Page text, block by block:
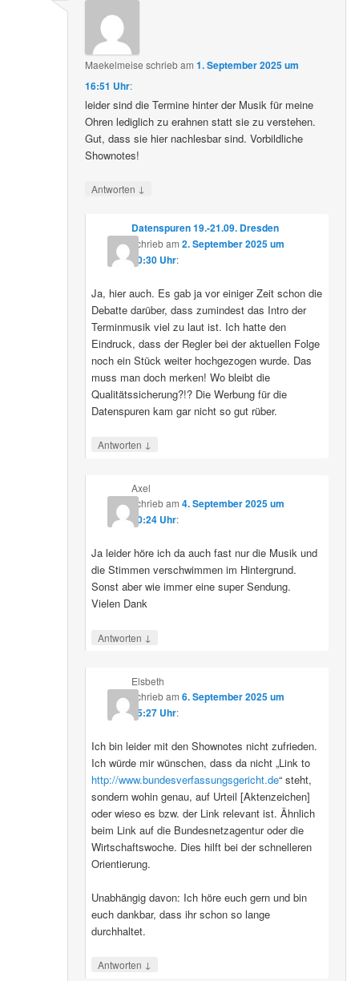
Maekelmeise schriebam1. September 2025 um
16:51 Uhr:
leider sind die Termine hinter der Musik für meine
Ohren lediglich zu erahnen statt sie zu verstehen.
Gut, dass sie hier nachlesbar sind. Vorbildliche
Shownotes!
Antworten ↓
Datenspuren 19.-21.09. Dresden
schriebam 2. September 2025 um
10:30 Uhr:
Ja, hier auch. Es gab ja vor einiger Zeit schon die
Debatte darüber, dass zumindest das Intro der
Terminmusik viel zu laut ist. Ich hatte den
Eindruck, dass der Regler bei der aktuellen Folge
noch ein Stück weiter hochgezogen wurde. Das
muss man doch merken! Wo bleibt die
Qualitätssicherung?!? Die Werbung für die
Datenspuren kam gar nicht so gut rüber.
Antworten ↓
Axel
schriebam 4. September 2025 um
10:24 Uhr:
Ja leider höre ich da auch fast nur die Musik und
die Stimmen verschwimmen im Hintergrund.
Sonst aber wie immer eine super Sendung.
Vielen Dank
Antworten ↓
Elsbeth
schriebam 6. September 2025 um
15:27 Uhr:
Ich bin leider mit den Shownotes nicht zufrieden.
Ich würde mir wünschen, dass da nicht „Link to
http://www.bundesverfassungsgericht.de“ steht,
sondern wohin genau, auf Urteil [Aktenzeichen]
oder wieso es bzw. der Link relevant ist. Ähnlich
beim Link auf die Bundesnetzagentur oder die
Wirtschaftswoche. Dies hilft bei der schnelleren
Orientierung.
Unabhängig davon: Ich höre euch gern und bin
euch dankbar, dass ihr schon so lange
durchhaltet.
Antworten ↓